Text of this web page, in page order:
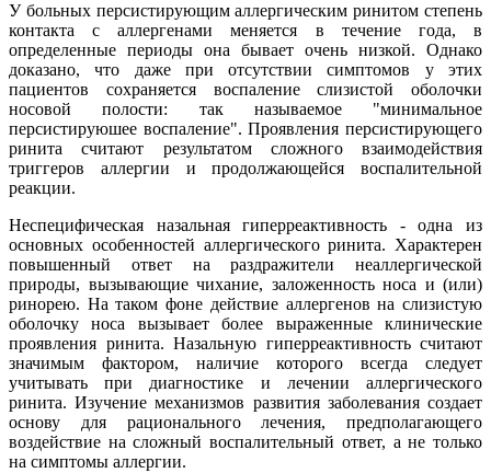
У больных персистирующим аллергическим ринитом степень
контакта с аллергенами меняется в течение года, в
определенные периоды она бывает очень низкой. Однако
доказано, что даже при отсутствии симптомов у этих
пациентов сохраняется воспаление слизистой оболочки
носовой полости: так называемое "минимальное
персистируюшее воспаление". Проявления персистирующего
ринита считают результатом сложного взаимодействия
триггеров аллергии и продолжающейся воспалительной
реакции.
Неспецифическая назальная гиперреактивность - одна из
основных особенностей аллергического ринита. Характерен
повышенный ответ на раздражители неаллергической
природы, вызывающие чихание, заложенность носа и (или)
ринорею. На таком фоне действие аллергенов на слизистую
оболочку носа вызывает более выраженные клинические
проявления ринита. Назальную гиперреактивность считают
значимым фактором, наличие которого всегда следует
учитывать при диагностике и лечении аллергического
ринита. Изучение механизмов развития заболевания создает
основу для рационального лечения, предполагающего
воздействие на сложный воспалительный ответ, а не только
на симптомы аллергии.